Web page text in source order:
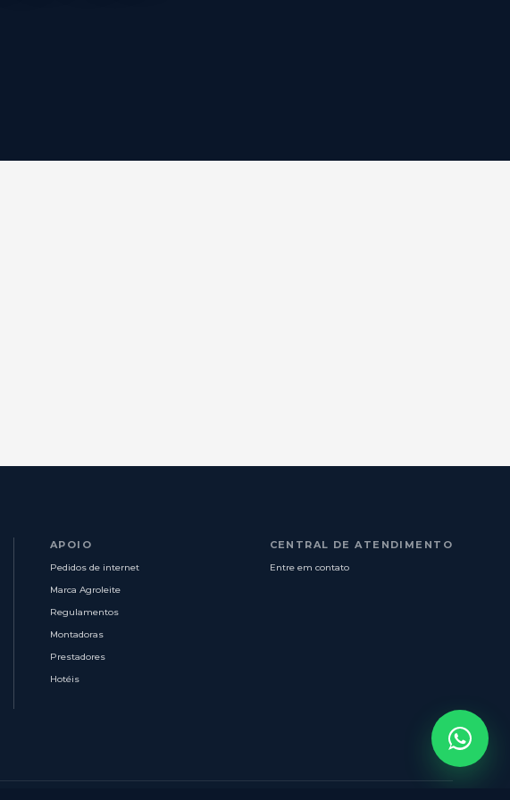
APOIO
Pedidos de internet
Marca Agroleite
Regulamentos
Montadoras
Prestadores
Hotéis
CENTRAL DE ATENDIMENTO
Entre em contato